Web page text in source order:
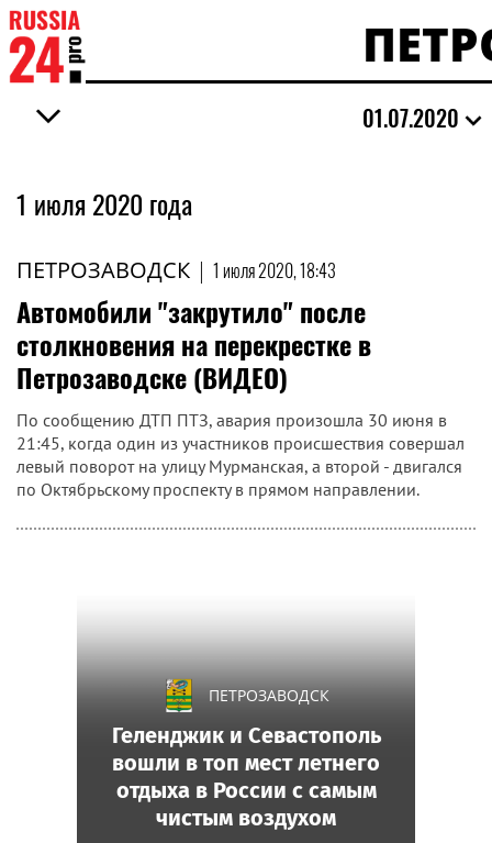
01.07.2020
1 июля 2020 года
ПЕТРОЗАВОДСК | 1 июля 2020, 18:43
Автомобили "закрутило" после
столкновения на перекрестке в
Петрозаводске (ВИДЕО)
По сообщению ДТП ПТЗ, авария произошла 30 июня в
21:45, когда один из участников происшествия совершал
левый поворот на улицу Мурманская, а второй - двигался
по Октябрьскому проспекту в прямом направлении.
ПЕТРОЗАВОДСК
Геленджик и Севастополь
вошли в топ мест летнего
отдыха в России с самым
чистым воздухом